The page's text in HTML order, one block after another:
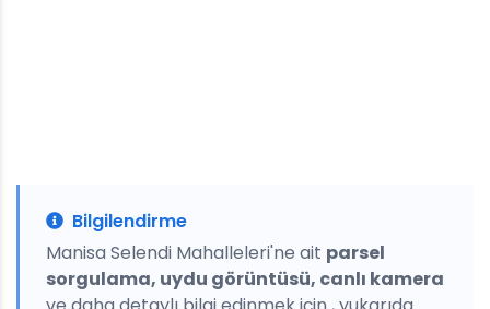
Bilgilendirme
Manisa Selendi Mahalleleri'ne ait parsel
sorgulama, uydu görüntüsü, canlı kamera